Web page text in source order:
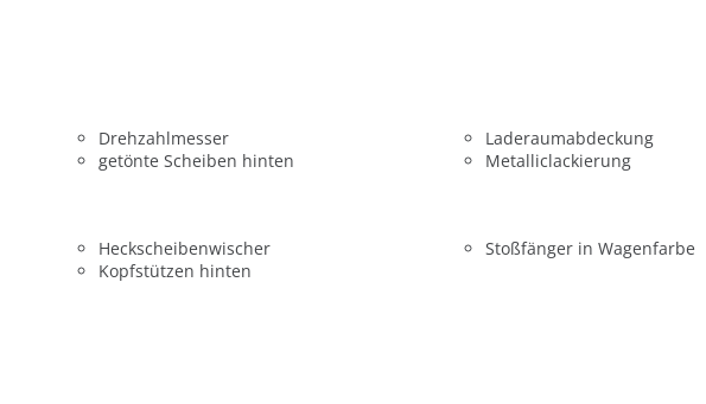
Drehzahlmesser
getönte Scheiben hinten
Laderaumabdeckung
Metalliclackierung
Heckscheibenwischer
Kopfstützen hinten
Stoßfänger in Wagenfarbe